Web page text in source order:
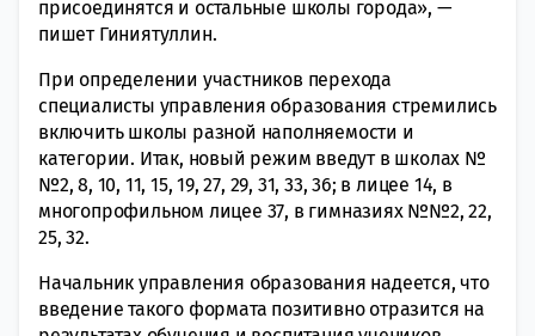
присоединятся и остальные школы города», —
пишет Гиниятуллин.
При определении участников перехода
специалисты управления образования стремились
включить школы разной наполняемости и
категории. Итак, новый режим введут в школах №
№2, 8, 10, 11, 15, 19, 27, 29, 31, 33, 36; в лицее 14, в
многопрофильном лицее 37, в гимназиях №№2, 22,
25, 32.
Начальник управления образования надеется, что
введение такого формата позитивно отразится на